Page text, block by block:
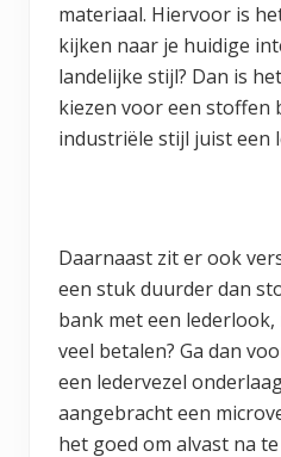
materiaal. Hiervoor is
kijken naar je huidige
landelijke stijl? Dan is
kiezen voor een stoffen
industriële stijl juist een
Daarnaast zit er ook
een stuk duurder dan
bank met een
veel betalen? Ga dan
een ledervezel
aangebracht een
het goed om alvast na